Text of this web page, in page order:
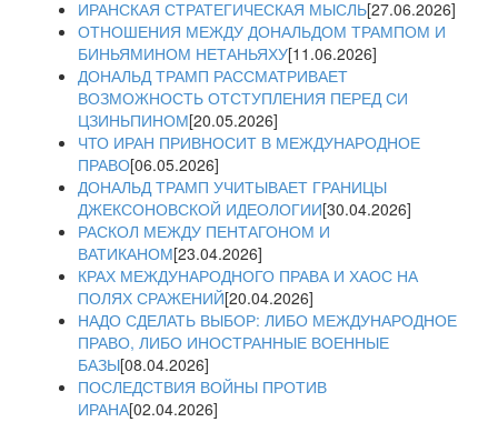
ИРАНСКАЯ СТРАТЕГИЧЕСКАЯ МЫСЛЬ[27.06.2026]
ОТНОШЕНИЯ МЕЖДУ ДОНАЛЬДОМ ТРАМПОМ И
БИНЬЯМИНОМ НЕТАНЬЯХУ[11.06.2026]
ДОНАЛЬД ТРАМП РАССМАТРИВАЕТ
ВОЗМОЖНОСТЬ ОТСТУПЛЕНИЯ ПЕРЕД СИ
ЦЗИНЬПИНОМ[20.05.2026]
ЧТО ИРАН ПРИВНОСИТ В МЕЖДУНАРОДНОЕ
ПРАВО[06.05.2026]
ДОНАЛЬД ТРАМП УЧИТЫВАЕТ ГРАНИЦЫ
ДЖЕКСОНОВСКОЙ ИДЕОЛОГИИ[30.04.2026]
РАСКОЛ МЕЖДУ ПЕНТАГОНОМ И
ВАТИКАНОМ[23.04.2026]
КРАХ МЕЖДУНАРОДНОГО ПРАВА И ХАОС НА
ПОЛЯХ СРАЖЕНИЙ[20.04.2026]
НАДО СДЕЛАТЬ ВЫБОР: ЛИБО МЕЖДУНАРОДНОЕ
ПРАВО, ЛИБО ИНОСТРАННЫЕ ВОЕННЫЕ
БАЗЫ[08.04.2026]
ПОСЛЕДСТВИЯ ВОЙНЫ ПРОТИВ
ИРАНА[02.04.2026]